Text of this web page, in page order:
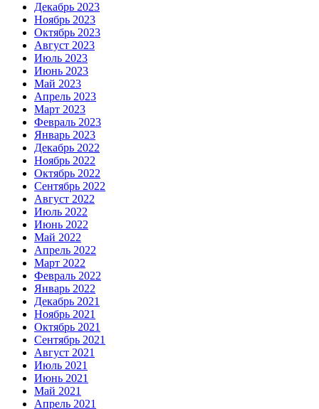
Декабрь 2023
Ноябрь 2023
Октябрь 2023
Август 2023
Июль 2023
Июнь 2023
Май 2023
Апрель 2023
Март 2023
Февраль 2023
Январь 2023
Декабрь 2022
Ноябрь 2022
Октябрь 2022
Сентябрь 2022
Август 2022
Июль 2022
Июнь 2022
Май 2022
Апрель 2022
Март 2022
Февраль 2022
Январь 2022
Декабрь 2021
Ноябрь 2021
Октябрь 2021
Сентябрь 2021
Август 2021
Июль 2021
Июнь 2021
Май 2021
Апрель 2021